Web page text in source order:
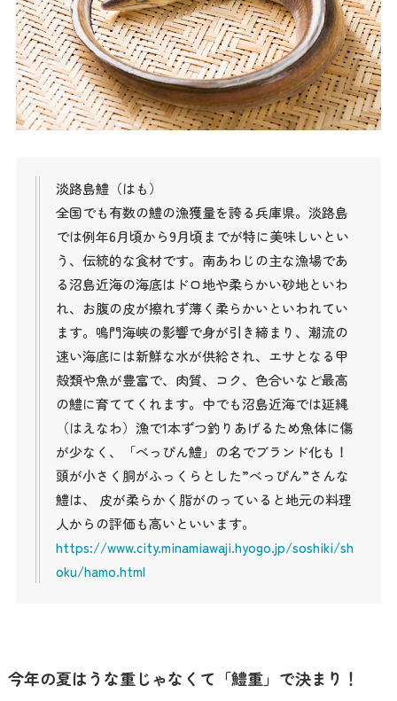
淡路島鱧（はも）
全国でも有数の鱧の漁獲量を誇る兵庫県。淡路島
では例年6月頃から9月頃までが特に美味しいとい
う、伝統的な食材です。南あわじの主な漁場であ
る沼島近海の海底はドロ地や柔らかい砂地といわ
れ、お腹の皮が擦れず薄く柔らかいといわれてい
ます。鳴門海峡の影響で身が引き締まり、潮流の
速い海底には新鮮な水が供給され、エサとなる甲
殻類や魚が豊富で、肉質、コク、色合いなど最高
の鱧に育ててくれます。中でも沼島近海では延縄
（はえなわ）漁で1本ずつ釣りあげるため魚体に傷
が少なく、「べっぴん鱧」の名でブランド化も！
頭が小さく胴がふっくらとした”べっぴん”さんな
鱧は、 皮が柔らかく脂がのっていると地元の料理
人からの評価も高いといいます。
https://www.city.minamiawaji.hyogo.jp/soshiki/sh
oku/hamo.html
今年の夏はうな重じゃなくて「鱧重」で決まり！